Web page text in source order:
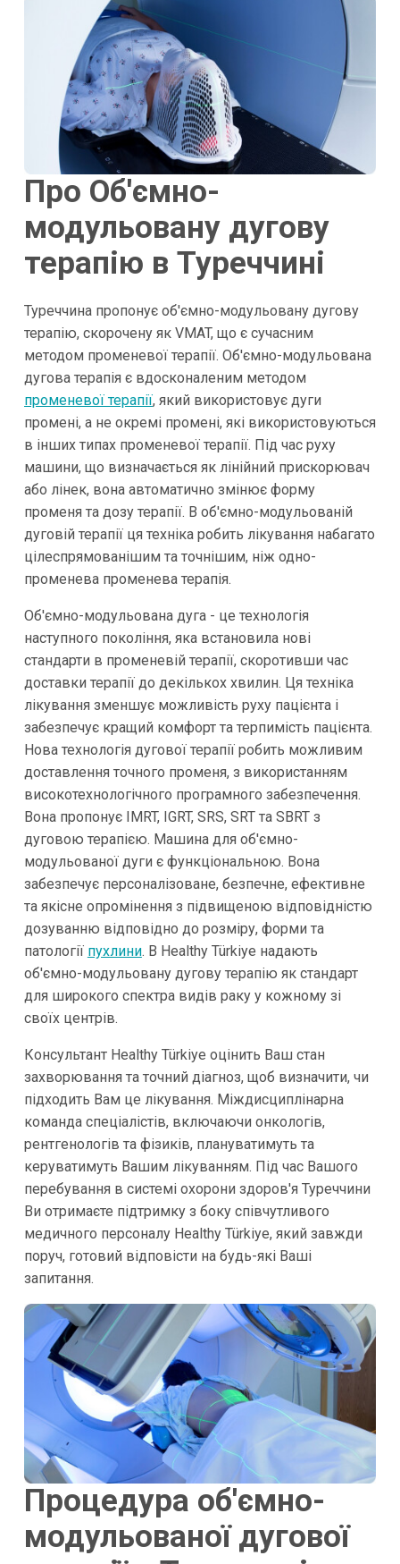
Про Об'ємно-
модульовану дугову
терапію в Туреччині
Туреччина пропонує об'ємно-модульовану дугову
терапію, скорочену як VMAT, що є сучасним
методом променевої терапії. Об'ємно-модульована
дугова терапія є вдосконаленим методом
променевої терапії, який використовує дуги
промені, а не окремі промені, які використовуються
в інших типах променевої терапії. Під час руху
машини, що визначається як лінійний прискорювач
або лінек, вона автоматично змінює форму
променя та дозу терапії. В об'ємно-модульованій
дуговій терапії ця техніка робить лікування набагато
цілеспрямованішим та точнішим, ніж одно-
променева променева терапія.
Об'ємно-модульована дуга - це технологія
наступного покоління, яка встановила нові
стандарти в променевій терапії, скоротивши час
доставки терапії до декількох хвилин. Ця техніка
лікування зменшує можливість руху пацієнта і
забезпечує кращий комфорт та терпимість пацієнта.
Нова технологія дугової терапії робить можливим
доставлення точного променя, з використанням
високотехнологічного програмного забезпечення.
Вона пропонує IMRT, IGRT, SRS, SRT та SBRT з
дуговою терапією. Машина для об'ємно-
модульованої дуги є функціональною. Вона
забезпечує персоналізоване, безпечне, ефективне
та якісне опромінення з підвищеною відповідністю
дозуванню відповідно до розміру, форми та
патології пухлини. В Healthy Türkiye надають
об'ємно-модульовану дугову терапію як стандарт
для широкого спектра видів раку у кожному зі
своїх центрів.
Консультант Healthy Türkiye оцінить Ваш стан
захворювання та точний діагноз, щоб визначити, чи
підходить Вам це лікування. Міждисциплінарна
команда спеціалістів, включаючи онкологів,
рентгенологів та фізиків, плануватимуть та
керуватимуть Вашим лікуванням. Під час Вашого
перебування в системі охорони здоров'я Туреччини
Ви отримаєте підтримку з боку співчутливого
медичного персоналу Healthy Türkiye, який завжди
поруч, готовий відповісти на будь-які Ваші
запитання.
Процедура об'ємно-
модульованої дугової